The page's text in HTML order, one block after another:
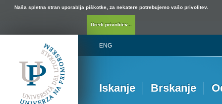
Naša spletna stran uporablja piškotke, za nekatere potrebujemo vašo privolitev.
Uredi privolitev...
ENG
Iskanje Brskanje